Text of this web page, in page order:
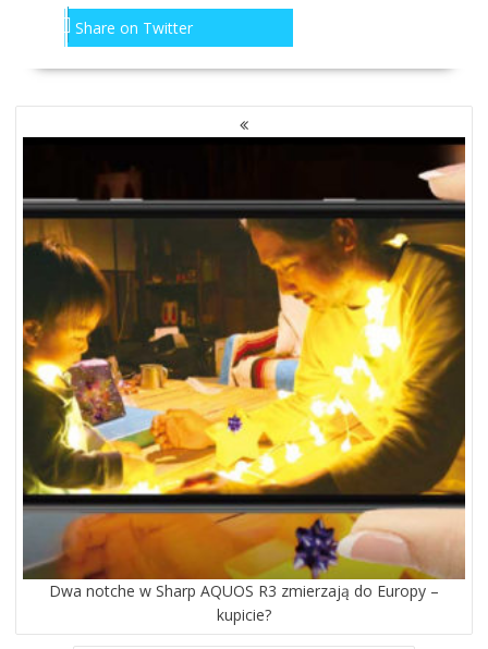
Share on Twitter
NAWIGACJA
PO
Dwa notche w Sharp AQUOS R3 zmierzają do Europy –
kupicie?